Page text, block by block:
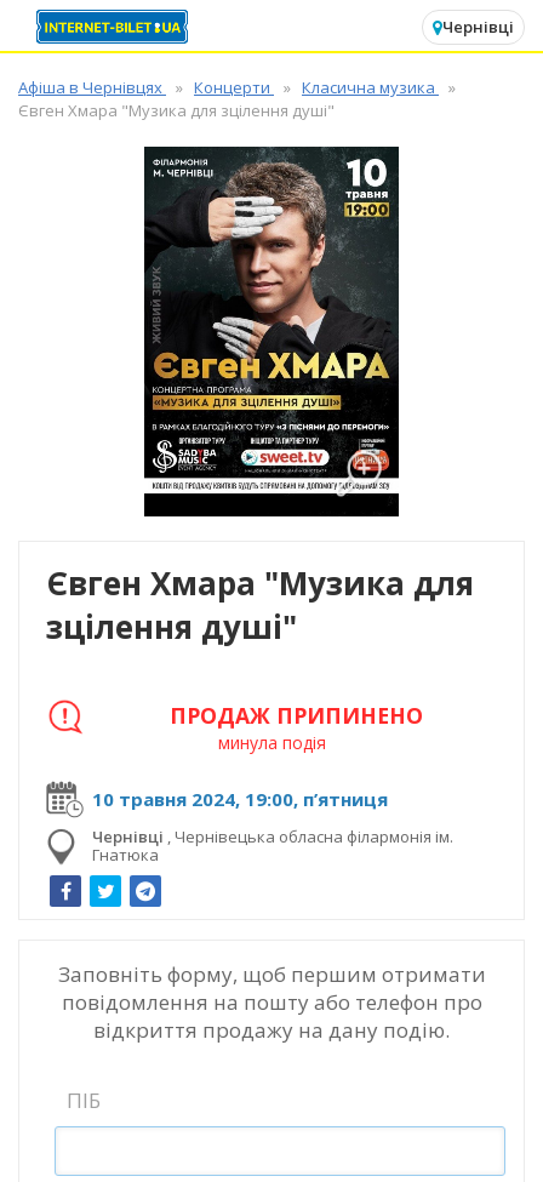
Чернівці
Афіша в Чернівцях Концерти
Класична музика
Євген Хмара "Музика для зцілення душі"
Євген Хмара "Музика для
зцілення душі"
10 травня 2024, 19:00, п’ятниця
Чернівці , Чернівецька обласна філармонія ім.
Гнатюка
ПРОДАЖ ПРИПИНЕНО
минула подія
Заповніть форму, щоб першим отримати
повідомлення на пошту або телефон про
відкриття продажу на дану подію.
ПІБ